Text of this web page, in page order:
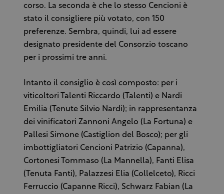
corso. La seconda è che lo stesso Cencioni è
stato il consigliere più votato, con 150
preferenze. Sembra, quindi, lui ad essere
designato presidente del Consorzio toscano
per i prossimi tre anni.
Intanto il consiglio è così composto: per i
viticoltori Talenti Riccardo (Talenti) e Nardi
Emilia (Tenute Silvio Nardi); in rappresentanza
dei vinificatori Zannoni Angelo (La Fortuna) e
Pallesi Simone (Castiglion del Bosco); per gli
imbottigliatori Cencioni Patrizio (Capanna),
Cortonesi Tommaso (La Mannella), Fanti Elisa
(Tenuta Fanti), Palazzesi Elia (Collelceto), Ricci
Ferruccio (Capanne Ricci), Schwarz Fabian (La